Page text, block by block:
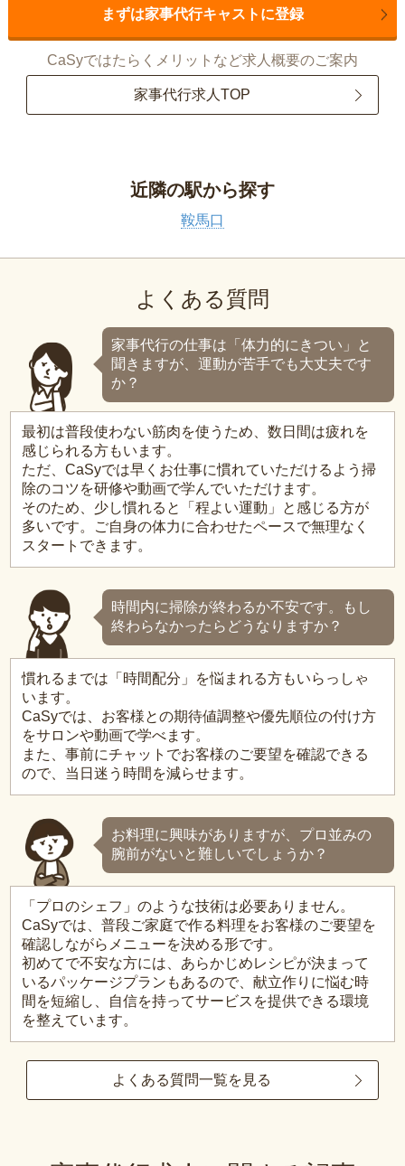
まずは家事代行キャストに登録
CaSyではたらくメリットなど求人概要のご案内
家事代行求人TOP
近隣の駅から探す
鞍馬口
よくある質問
家事代行の仕事は「体力的にきつい」と
聞きますが、運動が苦手でも大丈夫です
か？
最初は普段使わない筋肉を使うため、数日間は疲れを
感じられる方もいます。
ただ、CaSyでは早くお仕事に慣れていただけるよう掃
除のコツを研修や動画で学んでいただけます。
そのため、少し慣れると「程よい運動」と感じる方が
多いです。ご自身の体力に合わせたペースで無理なく
スタートできます。
時間内に掃除が終わるか不安です。もし
終わらなかったらどうなりますか？
慣れるまでは「時間配分」を悩まれる方もいらっしゃ
います。
CaSyでは、お客様との期待値調整や優先順位の付け方
をサロンや動画で学べます。
また、事前にチャットでお客様のご要望を確認できる
ので、当日迷う時間を減らせます。
お料理に興味がありますが、プロ並みの
腕前がないと難しいでしょうか？
「プロのシェフ」のような技術は必要ありません。
CaSyでは、普段ご家庭で作る料理をお客様のご要望を
確認しながらメニューを決める形です。
初めてで不安な方には、あらかじめレシピが決まって
いるパッケージプランもあるので、献立作りに悩む時
間を短縮し、自信を持ってサービスを提供できる環境
を整えています。
よくある質問一覧を見る